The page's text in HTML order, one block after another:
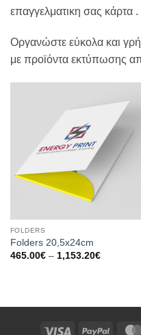
επαγγελματικη σας κάρτα .
Οργανώστε εύκολα και
με προϊόντα εκτύπωσης
FOLDERS
Folders 20,5x24cm
465.00€ – 1,153.20€Price
Visa PayPal